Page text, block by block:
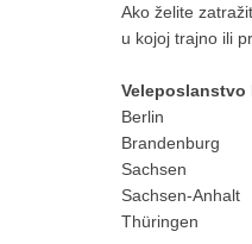
Ako želite
u kojoj trajno ili
Veleposlanstvo
Berlin
Brandenburg
Sachsen
Sachsen-Anhalt
Thüringen